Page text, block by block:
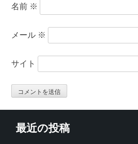
名前 ※
メール ※
サイト
最近の投稿